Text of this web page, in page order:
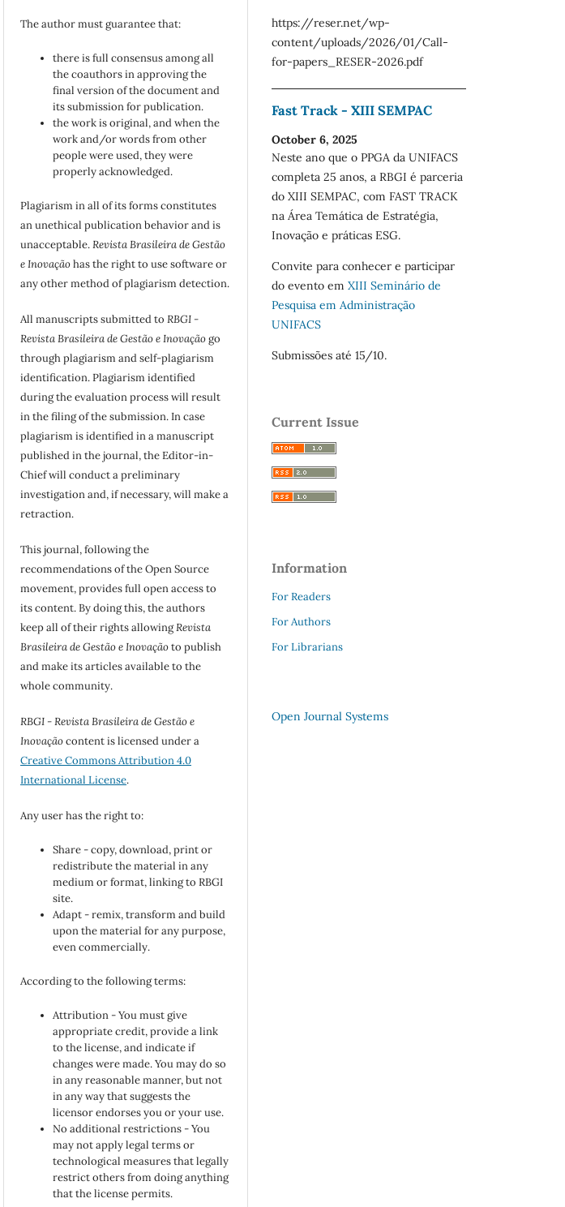
The author must guarantee that:
there is full consensus among all
the coauthors in approving the
final version of the document and
its submission for publication.
the work is original, and when the
work and/or words from other
people were used, they were
properly acknowledged.
Plagiarism in all of its forms constitutes
an unethical publication behavior and is
unacceptable.Revista Brasileira de Gestão
e Inovaçãohas the right to use software or
any other method of plagiarism detection.
All manuscripts submitted toRBGI -
Revista Brasileira de Gestão e Inovaçãogo
through plagiarism and self-plagiarism
identification. Plagiarism identified
during the evaluation process will result
in the filing of the submission. In case
plagiarism is identified in a manuscript
published in the journal, the Editor-in-
Chief will conduct a preliminary
investigation and, if necessary, will make a
retraction.
This journal, following the
recommendations of the Open Source
movement, provides full open access to
its content. By doing this, the authors
keep all of their rights allowingRevista
Brasileira de Gestão e Inovaçãoto publish
and make its articles available to the
whole community.
RBGI - Revista Brasileira de Gestão e
Inovaçãocontent is licensed under a
Creative Commons Attribution 4.0
International License.
Any user has the right to:
Share - copy, download, print or
redistribute the material in any
medium or format, linking to RBGI
site.
Adapt - remix, transform and build
upon the material for any purpose,
even commercially.
According to the following terms:
Attribution - You must give
appropriate credit, provide a link
to the license, and indicate if
changes were made. You may do so
in any reasonable manner, but not
in any way that suggests the
licensor endorses you or your use.
No additional restrictions - You
may not apply legal terms or
technological measures that legally
restrict others from doing anything
that the license permits.
https://reser.net/wp-
content/uploads/2026/01/Call-
for-papers_RESER-2026.pdf
Fast Track - XIII SEMPAC
October 6, 2025
Neste ano que o PPGA da UNIFACS
completa 25 anos, a RBGI é parceria
do XIII SEMPAC, com FAST TRACK
na Área Temática de Estratégia,
Inovação e práticas ESG.
Convite para conhecer e participar
do evento em XIII Seminário de
Pesquisa em Administração
UNIFACS
Submissões até 15/10.
Current Issue
Information
For Readers
For Authors
For Librarians
Open Journal Systems